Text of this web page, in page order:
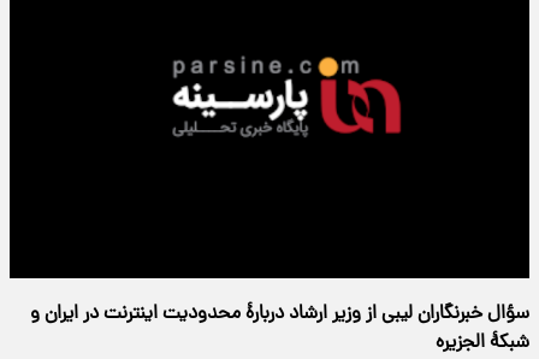
سؤال خبرنگاران لیبی از وزیر ارشاد دربارهٔ محدودیت اینترنت در ایران و
شبکهٔ‌ الجزیره